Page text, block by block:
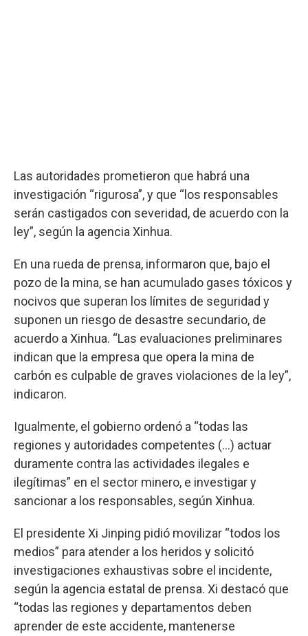
Las autoridades prometieron que habrá una
investigación “rigurosa”, y que “los responsables
serán castigados con severidad, de acuerdo con la
ley”, según la agencia Xinhua.
En una rueda de prensa, informaron que, bajo el
pozo de la mina, se han acumulado gases tóxicos y
nocivos que superan los límites de seguridad y
suponen un riesgo de desastre secundario, de
acuerdo a Xinhua. “Las evaluaciones preliminares
indican que la empresa que opera la mina de
carbón es culpable de graves violaciones de la ley”,
indicaron.
Igualmente, el gobierno ordenó a “todas las
regiones y autoridades competentes (...) actuar
duramente contra las actividades ilegales e
ilegítimas” en el sector minero, e investigar y
sancionar a los responsables, según Xinhua.
El presidente Xi Jinping pidió movilizar “todos los
medios” para atender a los heridos y solicitó
investigaciones exhaustivas sobre el incidente,
según la agencia estatal de prensa. Xi destacó que
“todas las regiones y departamentos deben
aprender de este accidente, mantenerse